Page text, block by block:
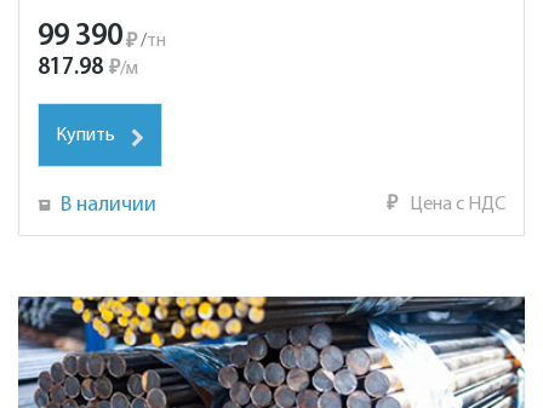
99 390₽ /тн
817.98 ₽/м
Купить
В наличии ₽ Цена с НДС